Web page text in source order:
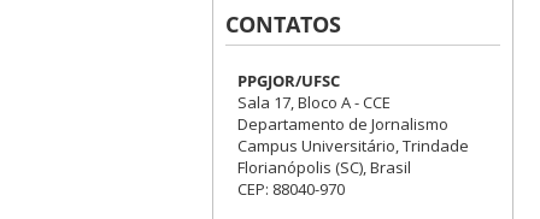
CONTATOS
PPGJOR/UFSC
Sala 17, Bloco A - CCE
Departamento de Jornalismo
Campus Universitário, Trindade
Florianópolis (SC), Brasil
CEP: 88040-970